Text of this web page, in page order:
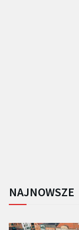
NAJNOWSZE